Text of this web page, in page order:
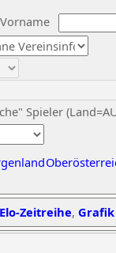
Vorname
Spieler
Zeitreihe,